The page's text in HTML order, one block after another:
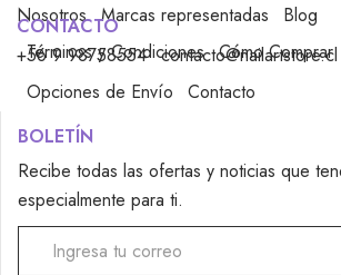
Nosotros Marcas representadas
Blog
Términos y Condiciones Cómo Comprar
CONTACTO
+56 9 98758554 contacto@nailartstore.cl
Opciones de Envío
Contacto
BOLETÍN
Recibe todas las ofertas y noticias que
especialmente para ti.